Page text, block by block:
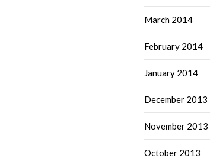
March 2014
February 2014
January 2014
December 2013
November 2013
October 2013